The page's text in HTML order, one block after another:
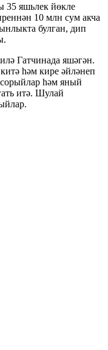
35 яшьлек йөкле
10 млн сум акча
булган, дип
Гатчинада яшәгән.
һәм кире әйләнеп
һәм яный
итә. Шулай